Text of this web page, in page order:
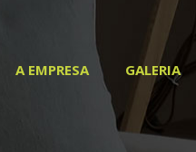
A EMPRESA GALERIA